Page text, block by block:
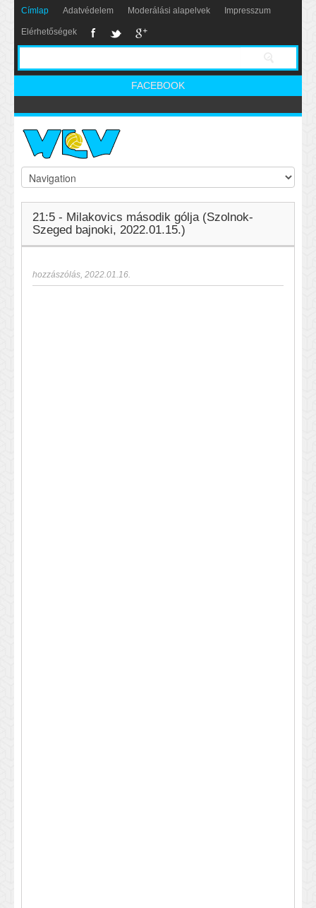
Címlap Adatvédelem Moderálási alapelvek Impresszum
Elérhetőségek
FACEBOOK
21:5 - Milakovics második gólja (Szolnok-
Szeged bajnoki, 2022.01.15.)
hozzászólás, 2022.01.16.